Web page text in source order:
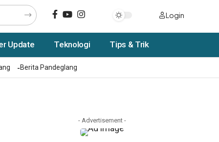
Login
Update Teknologi Tips & Trik
Berita Pandeglang
- Advertisement -